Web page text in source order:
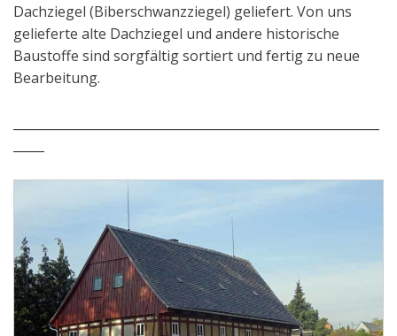
Dachziegel (Biberschwanzziegel) geliefert. Von uns
gelieferte alte Dachziegel und andere historische
Baustoffe sind sorgfältig sortiert und fertig zu neue
Bearbeitung.